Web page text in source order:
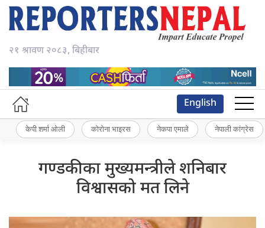
२१ श्रावण २०८३, बिहीबार
English
केपी शर्मा ओली कोरोना भाइरस नेकपा एमाले नेपाली कांग्रेस
गण्डकीका मुख्यमन्त्रीले शनिबार
विश्वासको मत लिने